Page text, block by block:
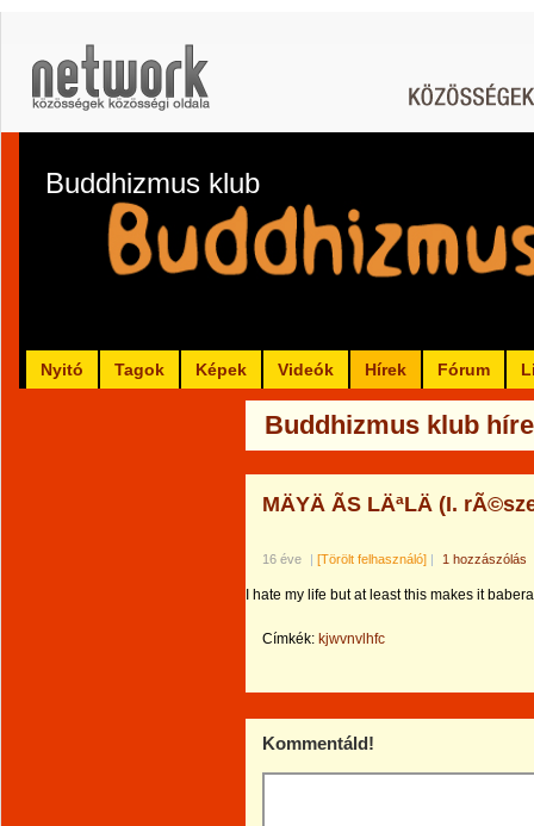
Buddhizmus klub
Nyitó Tagok Képek Videók Hírek Fórum
Buddhizmus klub
MÄYÄ ÃS LÄªLÄ (I.
16 éve | [Törölt felhasználó] | 1 hozzászólás
I hate my life but at least this makes it
Címkék: kjwvnvlhfc
Kommentáld!